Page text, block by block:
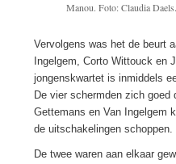
Manou. Foto: Claudia Daels.
Vervolgens was het de beurt
Ingelgem, Corto Wittouck en
jongenskwartet is inmiddels
De vier schermden zich goed
Gettemans en Van Ingelgem
de uitschakelingen schoppen.
De twee waren aan elkaar